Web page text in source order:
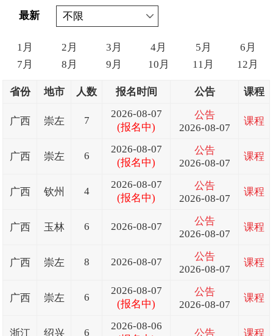
最新
1月 2月 3月 4月 5月
6月
7月
8月 9月 10月 11月 12月
省份 地市 人数 报名时间 公告 课程
广西 崇左 7
2026-08-07
(报名中)
公告
2026-08-07
课程
广西 崇左 6
2026-08-07
(报名中)
公告
2026-08-07
课程
广西 钦州 4
2026-08-07
(报名中)
公告
2026-08-07
课程
广西 玉林 6 2026-08-07
公告
2026-08-07
课程
广西 崇左 8 2026-08-07
公告
2026-08-07
课程
广西 崇左 6
2026-08-07
(报名中)
公告
2026-08-07
课程
浙江 绍兴 6
2026-08-06
公告 课程